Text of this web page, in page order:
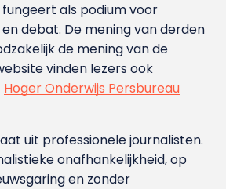
als podium voor
debat. De mening van derden
de mening van de
vinden lezers ook
Hoger Onderwijs Persbureau
uit professionele journalisten.
onafhankelijkheid, op
en zonder